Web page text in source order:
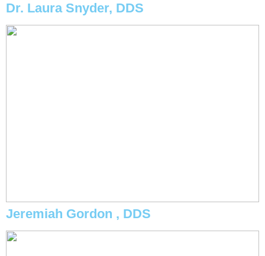
Dr. Laura Snyder, DDS
Jeremiah Gordon , DDS